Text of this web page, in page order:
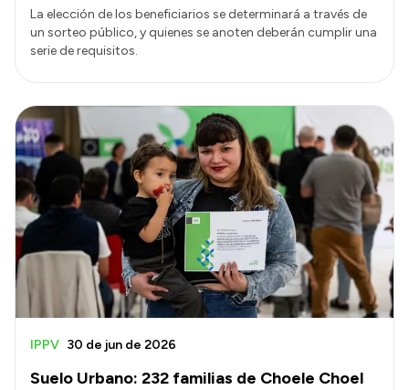
La elección de los beneficiarios se determinará a través de
un sorteo público, y quienes se anoten deberán cumplir una
serie de requisitos.
Suelo Urbano: 232 familias de Choele Choel
IPPV 30 de jun de 2026